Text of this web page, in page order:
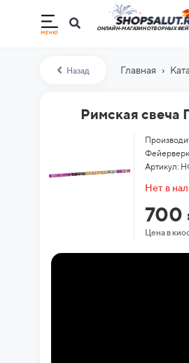
ОНЛАЙН-МАГАЗИН ОТБОРНЫХ
Назад Главная ›
Римская свеча
Фейерверк
Артикул:
Нет в
700
Цена в